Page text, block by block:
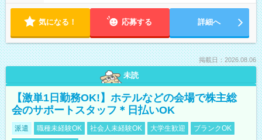
気になる！ 応募する 詳細へ
掲載日：2026.08.06
未読
【激単1日勤務OK!】ホテルなどの会場で株主総
会のサポートスタッフ＊日払いOK
派遣 職種未経験OK 社会人未経験OK 大学生歓迎
ブランクOK